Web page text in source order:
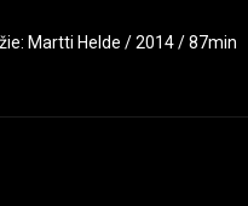
Martti Helde / 2014 / 87min